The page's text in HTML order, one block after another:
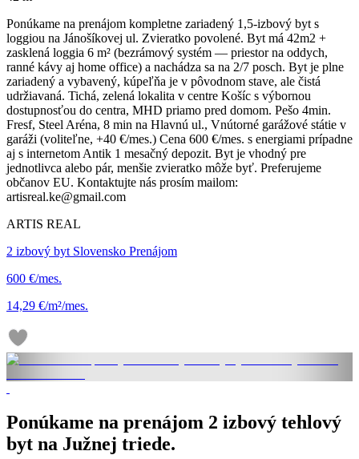
Ponúkame na prenájom kompletne zariadený 1,5-izbový byt s
loggiou na Jánošíkovej ul. Zvieratko povolené. Byt má 42m2 +
zasklená loggia 6 m² (bezrámový systém — priestor na oddych,
ranné kávy aj home office) a nachádza sa na 2/7 posch. Byt je plne
zariadený a vybavený, kúpeľňa je v pôvodnom stave, ale čistá
udržiavaná. Tichá, zelená lokalita v centre Košíc s výbornou
dostupnosťou do centra, MHD priamo pred domom. Pešo 4min.
Fresf, Steel Aréna, 8 min na Hlavnú ul., Vnútorné garážové státie v
garáži (voliteľne, +40 €/mes.) Cena 600 €/mes. s energiami prípadne
aj s internetom Antik 1 mesačný depozit. Byt je vhodný pre
jednotlivca alebo pár, menšie zvieratko môže byť. Preferujeme
občanov EU. Kontaktujte nás prosím mailom:
artisreal.ke@gmail.com
ARTIS REAL
2 izbový byt Slovensko Prenájom
600 €/mes.
14,29 €/m²/mes.
Ponúkame na prenájom 2 izbový tehlový
byt na Južnej triede.